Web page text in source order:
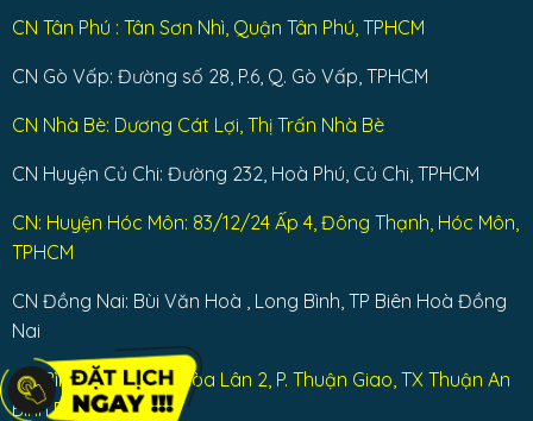
CN Tân Phú : Tân Sơn Nhì, Quận Tân Phú, TPHCM
CN Gò Vấp: Đường số 28, P.6, Q. Gò Vấp, TPHCM
CN Nhà Bè: Dương Cát Lợi, Thị Trấn Nhà Bè
CN Huyện Củ Chi: Đường 232, Hoà Phú, Củ Chi, TPHCM
CN: Huyện Hóc Môn: 83/12/24 Ấp 4, Đông Thạnh, Hóc Môn,
TPHCM
CN Đồng Nai: Bùi Văn Hoà , Long Bình, TP Biên Hoà Đồng
Nai
CN Bình Dương: KP Hòa Lân 2, P. Thuận Giao, TX Thuận An
Bình Dương